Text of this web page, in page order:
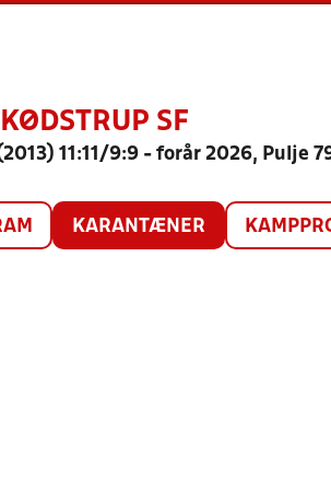
SF
11:11/9:9 - forår 2026, Pulje
KARANTÆNER